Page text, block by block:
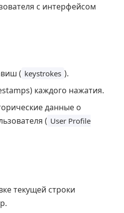
с интерфейсом
( keystrokes ).
каждого нажатия.
данные о
( User Profile
текущей строки